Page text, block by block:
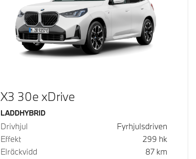
X3 30e xDrive
Bränsle
LADDHYBRID
Drivhjul
Fyrhjulsdriven
Effekt
299 hk
Elräckvidd
87 km